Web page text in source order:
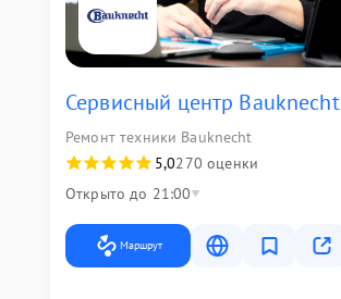
Сервисный центр Bauknecht
Ремонт техники Bauknecht
5,0270 оценки
Открыто до 21:00
Маршрут